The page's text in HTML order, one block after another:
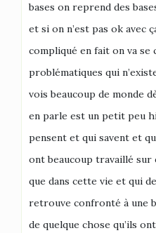
bases on reprend des
et si on n’est pas ok avec
compliqué en fait on va se
problématiques qui
vois beaucoup de monde
en parle est un petit peu
pensent et qui savent et
ont beaucoup travaillé sur
que dans cette vie et qui
retrouve confronté à une
de quelque chose qu’ils